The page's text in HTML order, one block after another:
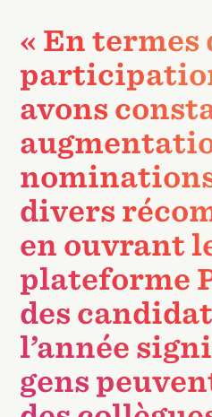
« En termes
avons
divers
en ouvrant
plateforme
des
l’année
gens